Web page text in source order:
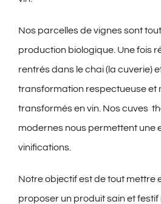
Nos parcelles de vignes sont
production biologique. Une fois
rentrés dans le chai (la cuverie)
transformation respectueuse et
transformés en vin. Nos cuves
modernes nous permettent une
vinifications.
Notre objectif est de tout mettre
proposer un produit sain et